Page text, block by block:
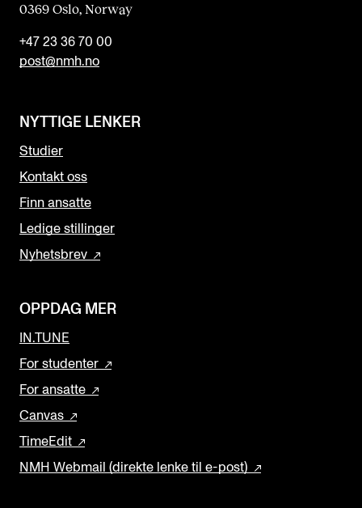
0369 Oslo, Norway
+47 23 36 70 00
post@nmh.no
NYTTIGE LENKER
Studier
Kontakt oss
Finn ansatte
Ledige stillinger
Nyhetsbrev
OPPDAG MER
IN.TUNE
For studenter
For ansatte
Canvas
TimeEdit
NMH Webmail (direkte lenke til e-post)